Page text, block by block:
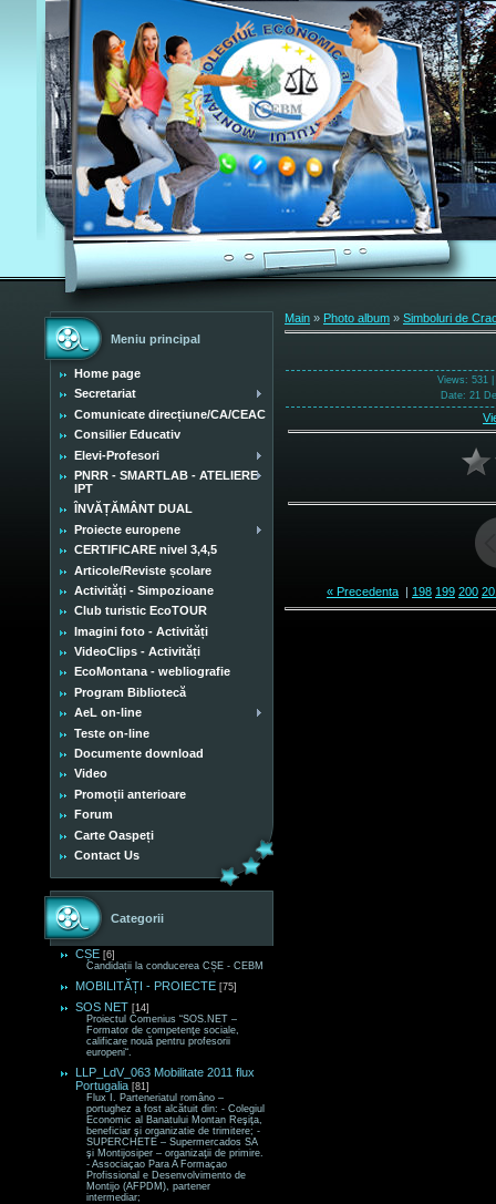
Meniu principal
Home page
Secretariat
Comunicate direcțiune/CA/CEAC
Consilier Educativ
Elevi-Profesori
PNRR - SMARTLAB - ATELIERE
IPT
ÎNVĂȚĂMÂNT DUAL
Proiecte europene
CERTIFICARE nivel 3,4,5
Articole/Reviste școlare
Activități - Simpozioane
Club turistic EcoTOUR
Imagini foto - Activități
VideoClips - Activități
EcoMontana - webliografie
Program Bibliotecă
AeL on-line
Teste on-line
Documente download
Video
Promoții anterioare
Forum
Carte Oaspeți
Contact Us
Categorii
CȘE [6]
Candidații la conducerea CȘE - CEBM
MOBILITĂȚI - PROIECTE [75]
SOS NET [14]
Proiectul Comenius “SOS.NET –
Formator de competenţe sociale,
calificare nouă pentru profesorii
europeni“.
LLP_LdV_063 Mobilitate 2011 flux
Portugalia [81]
Flux I. Parteneriatul româno –
portughez a fost alcătuit din: - Colegiul
Economic al Banatului Montan Reşiţa,
beneficiar şi organizatie de trimitere; -
SUPERCHETE – Supermercados SA
şi Montijosiper – organizaţii de primire.
- Associaçao Para A Formaçao
Profissional e Desenvolvimento de
Montijo (AFPDM), partener
intermediar;
Main » Photo album » Simboluri de
Views: 531 |
Date: 21
« Precedenta | 198 199 200